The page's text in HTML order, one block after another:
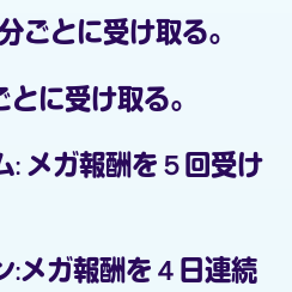
ごとに受け取る。
に受け取る。
: メガ報酬を５回受け
:メガ報酬を４日連続